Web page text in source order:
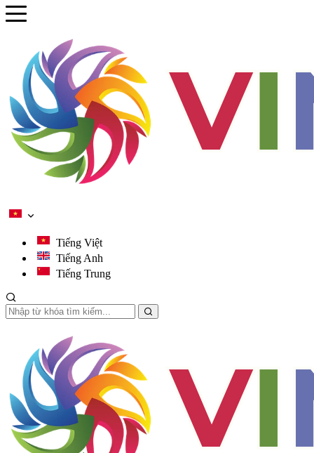
menu
Tiếng Việt
Tiếng Anh
Tiếng Trung